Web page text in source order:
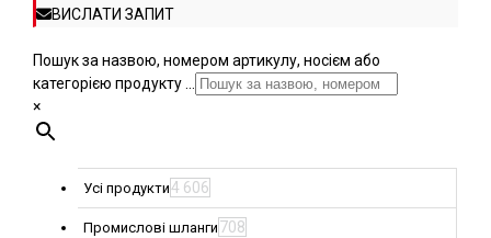
ВИСЛАТИ ЗАПИТ
Пошук за назвою, номером артикулу, носієм або
категорією продукту ...
×
Усі продукти4 606
Промислові шланги 708